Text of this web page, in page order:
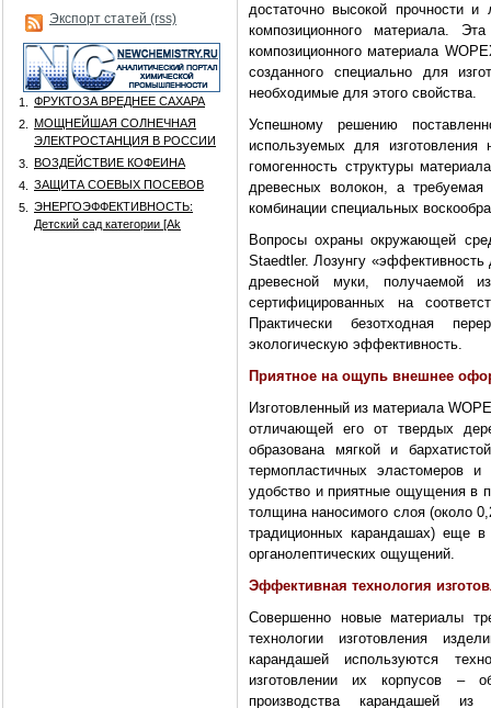
Экспорт статей (rss)
1.
ФРУКТОЗА ВРЕДНЕЕ САХАРА
2.
МОЩНЕЙШАЯ СОЛНЕЧНАЯ
ЭЛЕКТРОСТАНЦИЯ В РОССИИ
3.
ВОЗДЕЙСТВИЕ КОФЕИНА
4.
ЗАЩИТА СОЕВЫХ ПОСЕВОВ
5.
ЭНЕРГОЭФФЕКТИВНОСТЬ:
Детский сад категории [Аk
достаточно высокой прочности и
композиционного материала.
композиционного материала
созданного специально для
необходимые для этого свойства.
Успешному решению
используемых для изготовления
гомогенность структуры
древесных волокон, а требуемая
комбинации специальных
Вопросы охраны окружающей
Staedtler. Лозунгу «эффективность
древесной муки, получаемой
сертифицированных на
Практически безотходная
экологическую эффективность.
Приятное на ощупь внешнее
Изготовленный из материала
отличающей его от твердых
образована мягкой и
термопластичных эластомеров
удобство и приятные ощущения в
толщина наносимого слоя (около
традиционных карандашах) еще в
органолептических ощущений.
Эффективная технология
Совершенно новые материалы
технологии изготовления
карандашей используются
изготовлении их корпусов –
производства карандашей из